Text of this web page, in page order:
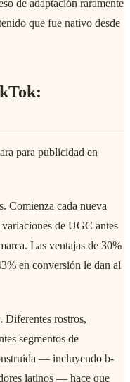
de adaptación raramente
que fue nativo desde
para publicidad en
Comienza cada nueva
de UGC antes
Las ventajas de 30%
en conversión le dan al
Diferentes rostros,
segmentos de
— incluyendo b-
latinos — hace que